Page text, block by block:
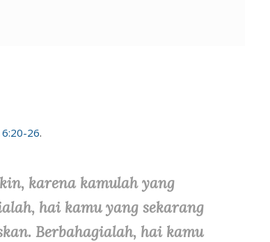
6:20-26.
karena kamulah yang
hai kamu yang sekarang
Berbahagialah, hai kamu